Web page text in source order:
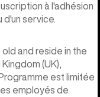
à l'adhésion
service.
and reside in the
(UK),
est limitée
employés de